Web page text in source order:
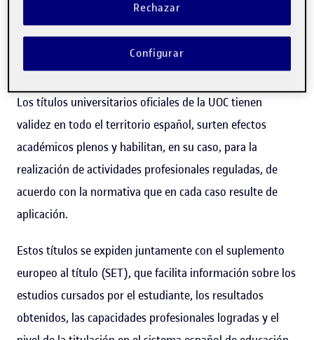
Universidades, y su implantación ha sido autorizada por
la Generalitat de Cataluña, según lo que marca la
Los títulos universitarios oficiales de la UOC tienen
validez en todo el territorio español, surten efectos
académicos plenos y habilitan, en su caso, para la
realización de actividades profesionales reguladas, de
acuerdo con la normativa que en cada caso resulte de
aplicación.
Estos títulos se expiden juntamente con el suplemento
europeo al título (SET), que facilita información sobre los
estudios cursados por el estudiante, los resultados
obtenidos, las capacidades profesionales logradas y el
Rechazar
Configurar